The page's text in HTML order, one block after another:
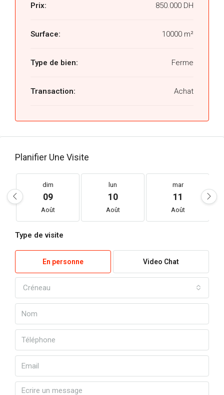
Prix: 850.000 DH
Surface: 10000 m²
Type de bien: Ferme
Transaction: Achat
Planifier Une Visite
dim
09
Août
lun
10
Août
mar
11
Août
Type de visite
En personne Video Chat
Créneau